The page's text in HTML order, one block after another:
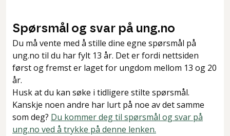
Spørsmål og svar på ung.no
Du må vente med å stille dine egne spørsmål på
ung.no til du har fylt 13 år. Det er fordi nettsiden
først og fremst er laget for ungdom mellom 13 og 20
år.
Husk at du kan søke i tidligere stilte spørsmål.
Kanskje noen andre har lurt på noe av det samme
som deg? Du kommer deg til spørsmål og svar på
ung.no ved å trykke på denne lenken.